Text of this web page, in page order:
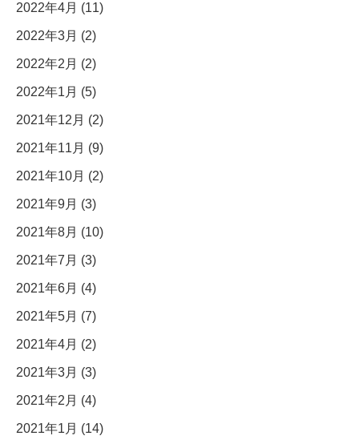
2022年4月 (11)
2022年3月 (2)
2022年2月 (2)
2022年1月 (5)
2021年12月 (2)
2021年11月 (9)
2021年10月 (2)
2021年9月 (3)
2021年8月 (10)
2021年7月 (3)
2021年6月 (4)
2021年5月 (7)
2021年4月 (2)
2021年3月 (3)
2021年2月 (4)
2021年1月 (14)